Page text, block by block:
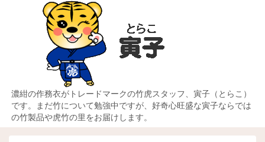
濃紺の作務衣がトレードマークの竹虎スタッフ、寅子（とらこ）
です。まだ竹について勉強中ですが、好奇心旺盛な寅子ならでは
の竹製品や虎竹の里をお届けします。